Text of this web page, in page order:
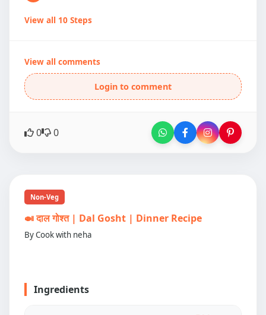
View all 10 Steps
View all comments
Login to comment
0 0
Non-Veg
🍛 दाल गोश्त | Dal Gosht | Dinner Recipe
By Cook with neha
Ingredients